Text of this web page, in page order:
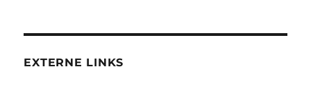
EXTERNE LINKS